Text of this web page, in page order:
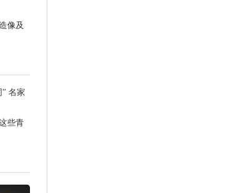
像及
名家
些青